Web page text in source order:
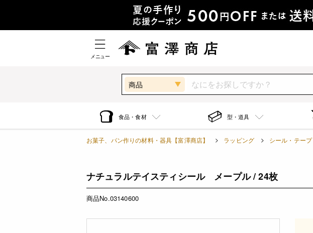
メニュー
商品
食品・食材 型・道具
お菓子、パン作りの材料・器具【富澤商店】 ラッピング シール・テープ
ナチュラルテイスティシール メープル / 24枚
商品No.03140600